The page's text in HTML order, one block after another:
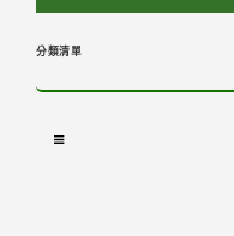
分類清單